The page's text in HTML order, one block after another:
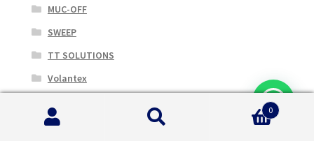
MUC-OFF
SWEEP
TT SOLUTIONS
Volantex
CEN RACING
0